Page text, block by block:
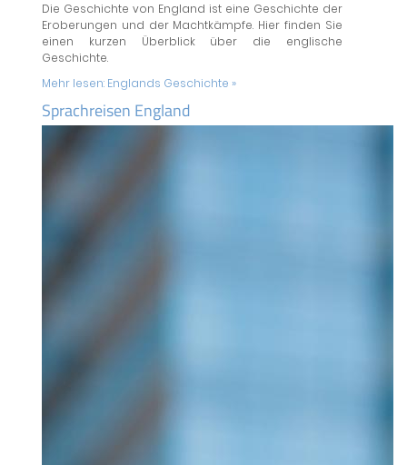
Die Geschichte von England ist eine Geschichte der
Eroberungen und der Machtkämpfe. Hier finden Sie
einen kurzen Überblick über die englische
Geschichte.
Mehr lesen: Englands Geschichte »
Sprachreisen England